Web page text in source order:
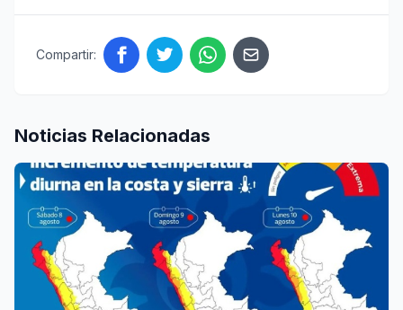
Compartir:
Noticias Relacionadas